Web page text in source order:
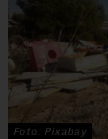
Foto: Pixabay